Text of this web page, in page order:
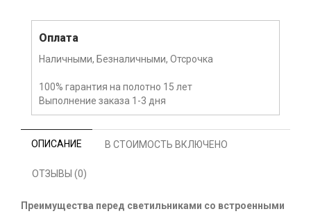
Оплата
Наличными, Безналичными, Отсрочка
100% гарантия на полотно 15 лет
Выполнение заказа 1-3 дня
ОПИСАНИЕ В СТОИМОСТЬ ВКЛЮЧЕНО
ОТЗЫВЫ (0)
Преимущества перед светильниками со встроенными